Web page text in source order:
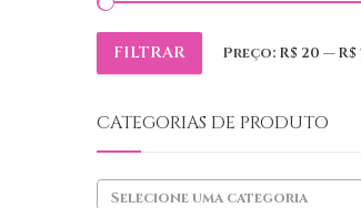
Preço
Preço
FILTRAR Preço: R$ 20 —R$
CATEGORIAS DE PRODUTO
Selecione uma categoria